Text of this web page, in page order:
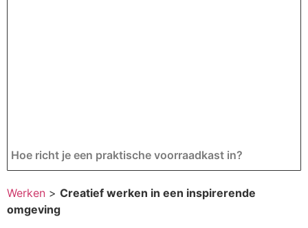
Hoe richt je een praktische voorraadkast in?
Werken > Creatief werken in een inspirerende
omgeving